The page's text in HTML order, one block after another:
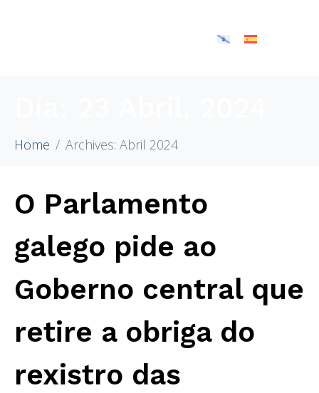
Home Archives: Abril 2024
O Parlamento
galego pide ao
Goberno central que
retire a obriga do
rexistro das